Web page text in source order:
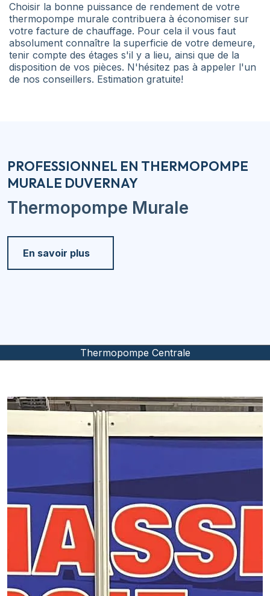
Choisir la bonne puissance de rendement de votre
thermopompe murale contribuera à économiser sur
votre facture de chauffage. Pour cela il vous faut
absolument connaître la superficie de votre demeure,
tenir compte des étages s'il y a lieu, ainsi que de la
disposition de vos pièces. N'hésitez pas à appeler l'un
de nos conseillers. Estimation gratuite!
PROFESSIONNEL EN THERMOPOMPE
MURALE DUVERNAY
Thermopompe Murale
En savoir plus
Thermopompe Centrale